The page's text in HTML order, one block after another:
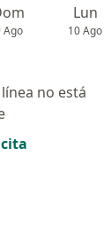
Ago
Lun
10 Ago
no está